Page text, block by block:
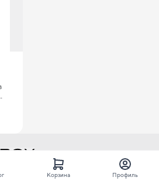
сервис для стоматологов,
приема всегда
Корзина Профиль